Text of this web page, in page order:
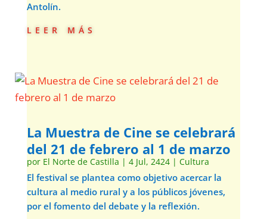
Antolín.
leer más
La Muestra de Cine se celebrará
del 21 de febrero al 1 de marzo
por El Norte de Castilla | 4 Jul, 2424| Cultura
El festival se plantea como objetivo acercar la
cultura al medio rural y a los públicos jóvenes,
por el fomento del debate y la reflexión.